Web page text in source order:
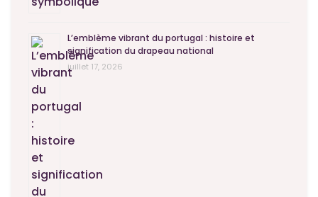
L’emblème vibrant du portugal : histoire et
signification du drapeau national
juillet 17, 2026